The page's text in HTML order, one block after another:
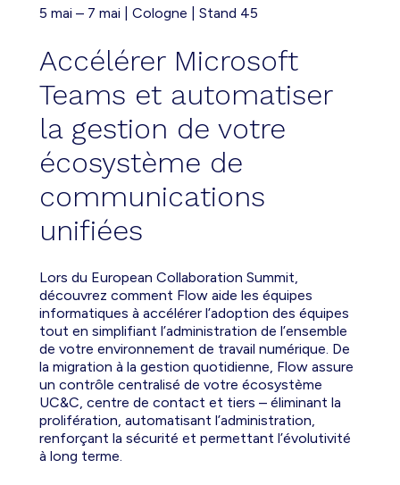
5 mai – 7 mai | Cologne | Stand 45
Accélérer Microsoft
Teams et automatiser
la gestion de votre
écosystème de
communications
unifiées
Lors du European Collaboration Summit,
découvrez comment Flow aide les équipes
informatiques à accélérer l’adoption des équipes
tout en simplifiant l’administration de l’ensemble
de votre environnement de travail numérique. De
la migration à la gestion quotidienne, Flow assure
un contrôle centralisé de votre écosystème
UC&C, centre de contact et tiers – éliminant la
prolifération, automatisant l’administration,
renforçant la sécurité et permettant l’évolutivité
à long terme.